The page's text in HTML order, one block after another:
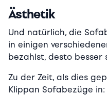
Ästhetik
Und natürlich, die
in einigen
bezahlst, desto besser
Zu der Zeit, als dies
Klippan Sofabezüge in: